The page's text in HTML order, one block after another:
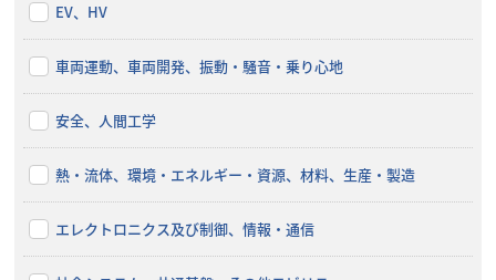
EV、HV
車両運動、車両開発、振動・騒音・乗り心地
安全、人間工学
熱・流体、環境・エネルギー・資源、材料、生産・製造
エレクトロニクス及び制御、情報・通信